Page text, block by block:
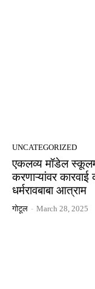
UNCATEGORIZED
एकलव्य मॉडेल
करणाऱ्यांवर
धर्मरावबाबा आत्राम
गोटूल - March 28, 2025